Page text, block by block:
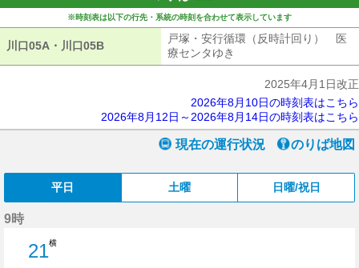
※時刻表は以下の行先・系統の時刻を合わせて表示しています
川口05A・川口05B 川口05A・川口05B
戸塚・安行循環（反時計回り） 医
療センタゆき
2025年4月1日改正
2026年8月10日の時刻表はこちら
2026年8月12日～2026年8月14日の時刻表はこちら
現在の運行状況 のりば地図
平日 土曜 日曜/祝日
9時
21横